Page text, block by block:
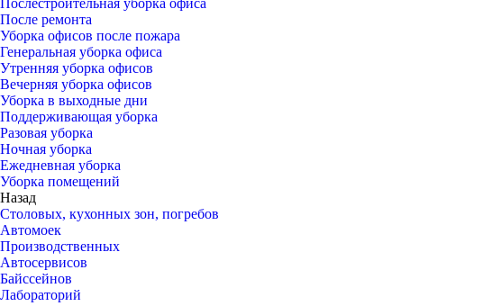
Послестроительная уборка офиса
После ремонта
Уборка офисов после пожара
Генеральная уборка офиса
Утренняя уборка офисов
Вечерняя уборка офисов
Уборка в выходные дни
Поддерживающая уборка
Разовая уборка
Ночная уборка
Ежедневная уборка
Уборка помещений
Назад
Столовых, кухонных зон, погребов
Автомоек
Производственных
Автосервисов
Байссейнов
Лабораторий